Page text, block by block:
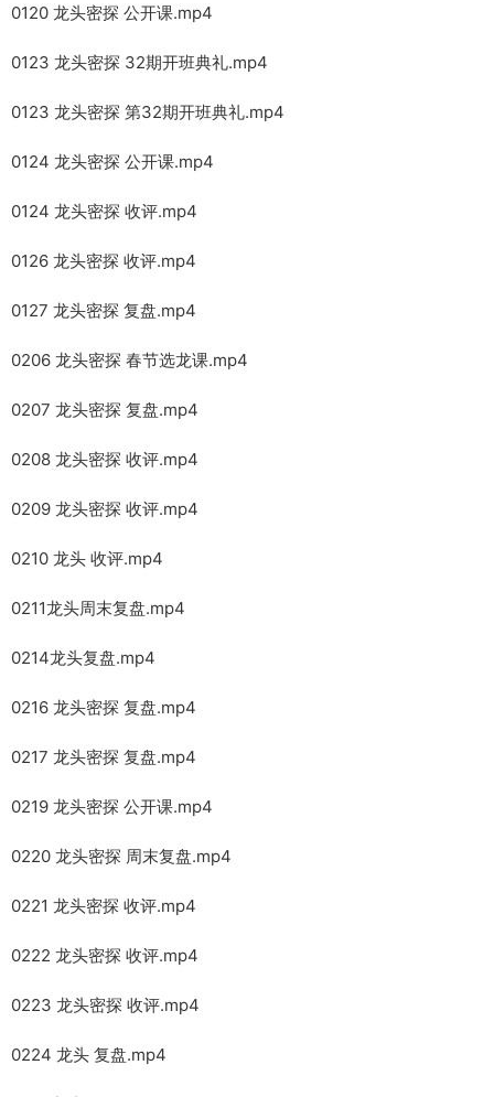
0120 龙头密探 公开课.mp4
0123 龙头密探 32期开班典礼.mp4
0123 龙头密探 第32期开班典礼.mp4
0124 龙头密探 公开课.mp4
0124 龙头密探 收评.mp4
0126 龙头密探 收评.mp4
0127 龙头密探 复盘.mp4
0206 龙头密探 春节选龙课.mp4
0207 龙头密探 复盘.mp4
0208 龙头密探 收评.mp4
0209 龙头密探 收评.mp4
0210 龙头 收评.mp4
0211龙头周末复盘.mp4
0214龙头复盘.mp4
0216 龙头密探 复盘.mp4
0217 龙头密探 复盘.mp4
0219 龙头密探 公开课.mp4
0220 龙头密探 周末复盘.mp4
0221 龙头密探 收评.mp4
0222 龙头密探 收评.mp4
0223 龙头密探 收评.mp4
0224 龙头 复盘.mp4